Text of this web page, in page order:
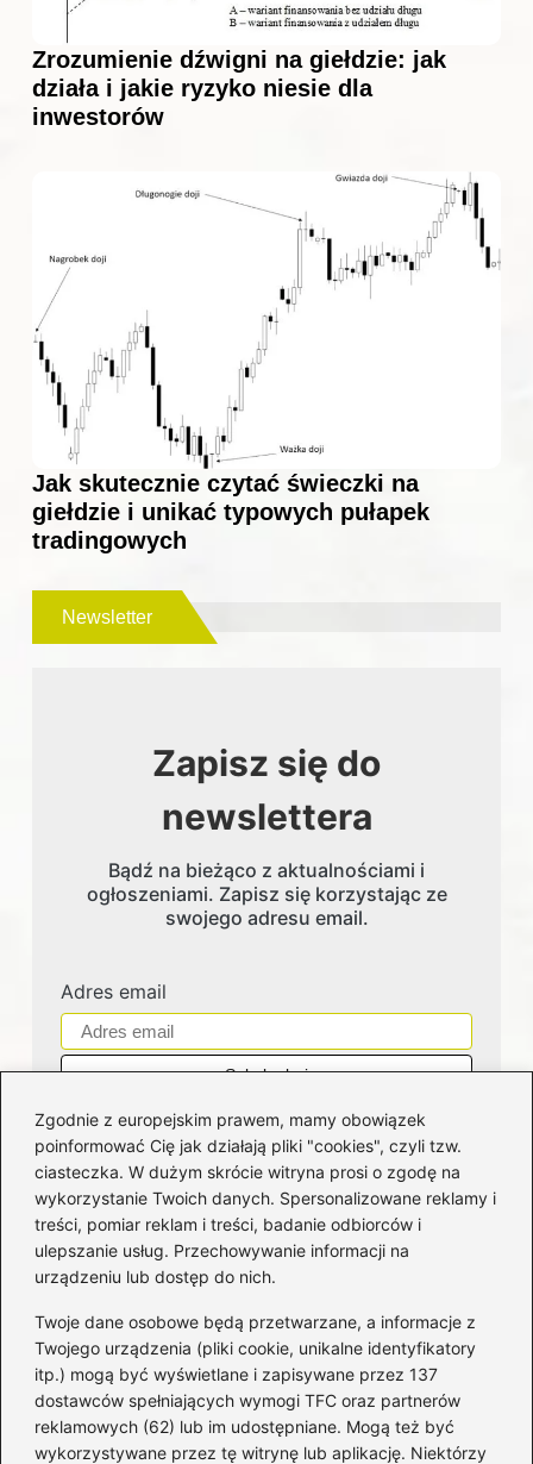
Zgodnie z europejskim prawem, mamy obowiązek
poinformować Cię jak działają pliki "cookies", czyli tzw.
ciasteczka. W dużym skrócie witryna prosi o zgodę na
wykorzystanie Twoich danych. Spersonalizowane reklamy i
treści, pomiar reklam i treści, badanie odbiorców i
ulepszanie usług. Przechowywanie informacji na
urządzeniu lub dostęp do nich.
Twoje dane osobowe będą przetwarzane, a informacje z
Twojego urządzenia (pliki cookie, unikalne identyfikatory
itp.) mogą być wyświetlane i zapisywane przez 137
dostawców spełniających wymogi TFC oraz partnerów
reklamowych (62) lub im udostępniane. Mogą też być
wykorzystywane przez tę witrynę lub aplikację. Niektórzy
Zrozumienie dźwigni na giełdzie: jak
działa i jakie ryzyko niesie dla
inwestorów
Jak skutecznie czytać świeczki na
giełdzie i unikać typowych pułapek
tradingowych
Newsletter
Zapisz się do
newslettera
Bądź na bieżąco z aktualnościami i
ogłoszeniami. Zapisz się korzystając ze
swojego adresu email.
Adres email
Kategorie
Bankowość (181)
Fundusze
(36)
Giełda(28)
Inwestycje(49)
Rentowność(32)
Rozliczenia(196)